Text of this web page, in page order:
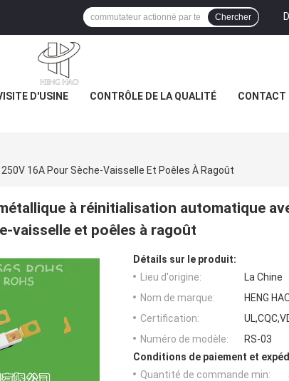
Chercher
D'USINE CONTRÔLE DE LA QUALITÉ CONTACT
16A Pour Sèche-Vaisselle Et Poêles À Ragoût
à réinitialisation automatique
vaisselle et poêles à ragoût
Détails sur le produit:
Lieu d'origine:
La Chine
Nom de marque:
HENG
Certification:
Numéro de modèle:
RS-03
Conditions de paiement et
Quantité de commande min: